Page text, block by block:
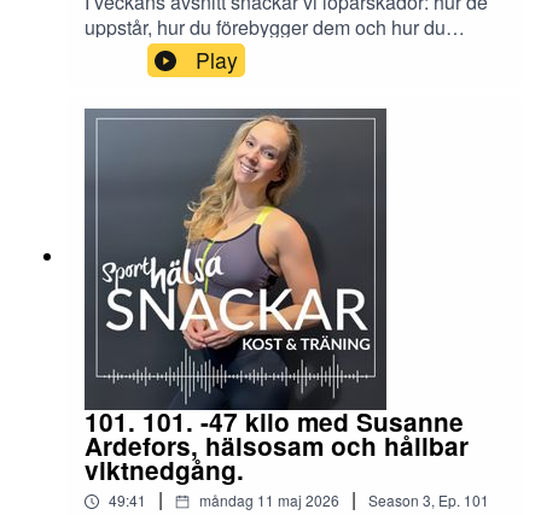
uppstår, hur du förebygger dem och hur du
rehabar stukning, löparknä och andra vanliga
problem. Konkreta råd från fysioterapeuten om
vad du ska göra, hur du gör det och hur länge.
Play
101. 101. -47 kilo med Susanne
Ardefors, hälsosam och hållbar
viktnedgång.
49:41 | måndag 11 maj 2026 | Season 3, Ep. 101